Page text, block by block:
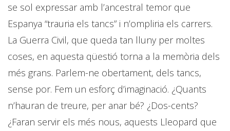
se sol expressar amb l’ancestral temor que
Espanya “trauria els tancs” i n’ompliria els carrers.
La Guerra Civil, que queda tan lluny per moltes
coses, en aquesta qüestió torna a la memòria dels
més grans. Parlem-ne obertament, dels tancs,
sense por. Fem un esforç d’imaginació. ¿Quants
n’hauran de treure, per anar bé? ¿Dos-cents?
¿Faran servir els més nous, aquests Lleopard que